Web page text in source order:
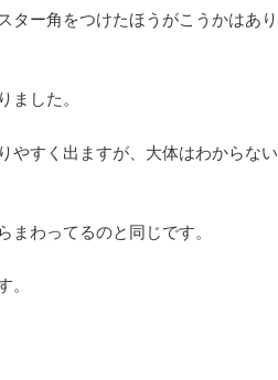
ター角をつけたほうがこうかはあり
ました。
やすく出ますが、大体はわからない
わってるのと同じです。
。